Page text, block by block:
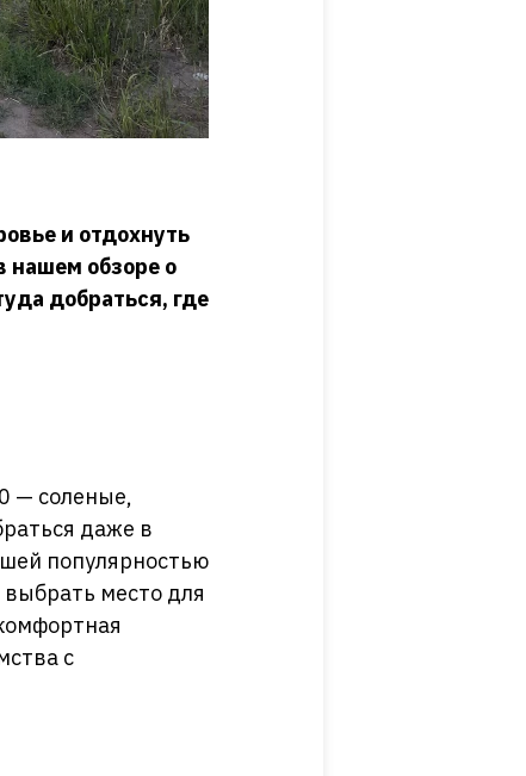
и отдохнуть
нашем обзоре о
добраться, где
— соленые,
даже в
популярностью
место для
с